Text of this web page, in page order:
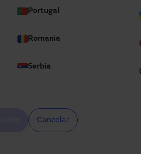
Portugal
Romania
Serbia
Cancelar
de Oficina Técnica de
mantenimiento de puertas rápidas
el desarrollo y la innovación en
a la compañía a optimizar sus
yo ya venía colaborando con el
trabajando en sus instalaciones tanto